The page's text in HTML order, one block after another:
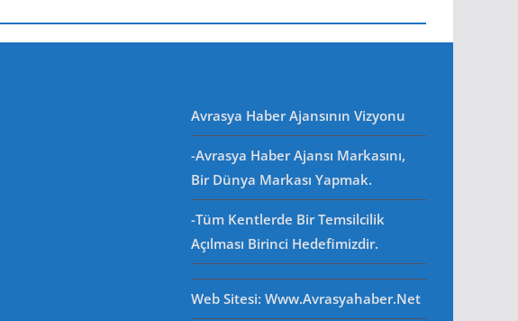
Avrasya Haber Ajansının Vizyonu
-Avrasya Haber Ajansı Markasını,
Bir Dünya Markası Yapmak.
-Tüm Kentlerde Bir Temsilcilik
Açılması Birinci Hedefimizdir.
Web Sitesi: Www.avrasyahaber.net